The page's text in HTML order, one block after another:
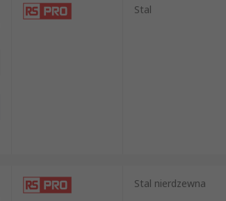
Stal
Stal nierdzewna